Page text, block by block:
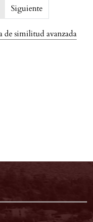
Siguiente
de similitud avanzada